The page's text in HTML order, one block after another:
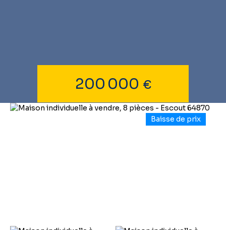
200 000 €
Baisse de prix